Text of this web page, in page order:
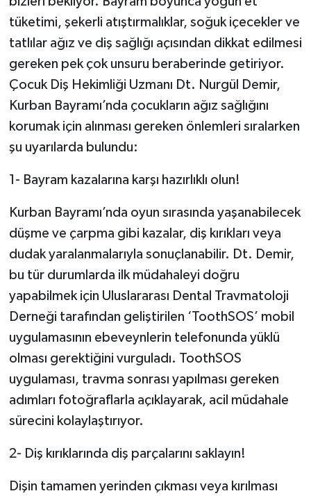
tüketimi, şekerli atıştırmalıklar, soğuk içecekler ve
tatlılar ağız ve diş sağlığı açısından dikkat edilmesi
gereken pek çok unsuru beraberinde getiriyor.
Çocuk Diş Hekimliği Uzmanı Dt. Nurgül Demir,
Kurban Bayramı’nda çocukların ağız sağlığını
korumak için alınması gereken önlemleri sıralarken
şu uyarılarda bulundu:
1- Bayram kazalarına karşı hazırlıklı olun!
Kurban Bayramı’nda oyun sırasında yaşanabilecek
düşme ve çarpma gibi kazalar, diş kırıkları veya
dudak yaralanmalarıyla sonuçlanabilir. Dt. Demir,
bu tür durumlarda ilk müdahaleyi doğru
yapabilmek için Uluslararası Dental Travmatoloji
Derneği tarafından geliştirilen ‘ToothSOS’ mobil
uygulamasının ebeveynlerin telefonunda yüklü
olması gerektiğini vurguladı. ToothSOS
uygulaması, travma sonrası yapılması gereken
adımları fotoğraflarla açıklayarak, acil müdahale
sürecini kolaylaştırıyor.
2- Diş kırıklarında diş parçalarını saklayın!
Dişin tamamen yerinden çıkması veya kırılması